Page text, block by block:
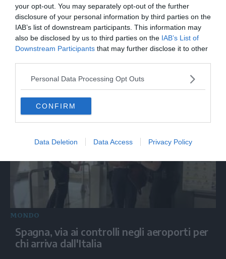
your opt-out. You may separately opt-out of the further
disclosure of your personal information by third parties on the
IAB’s list of downstream participants. This information may
also be disclosed by us to third parties on the IAB’s List of
Downstream Participants that may further disclose it to other
Personal Data Processing Opt Outs
CONFIRM
Data Deletion Data Access Privacy Policy
Marcinelle, La Russa: "C'è chi in passato
voltava le spalle a Marcinelle"
MONDO
Spagna, via ai controlli negli aeroporti per
chi arriva dall'Italia